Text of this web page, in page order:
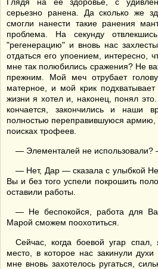
серьезно ранена. Да сколько же
смогли нанести такие ранения
проблема. На секунду
"регенерацию" и вновь нас
отдаться его упоением, интересно,
мне так полюбились сражения? Не
прежним. Мой меч отрубает
матерное, и мой крик
жизни я хотел и, наконец, понял
кончается, закончились и наши
полностью переправившуюся армию,
поисках трофеев.
— Элементалей не использовали?
— Нет, Дар — сказала с улыбкой
Вы и без того успели покрошить
оставили работы.
— Не беспокойся, работа для
Марой сможем поохотиться.
Сейчас, когда боевой угар
место, в которое нас закинули
мне вновь захотелось ругаться,